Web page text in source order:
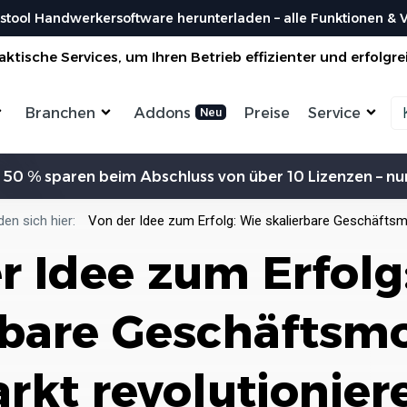
Handwerkersoftware herunterladen – alle Funktionen &
Services, um Ihren Betrieb effizienter und
Aufträge verwalten
Bestellungen
Überischtlichen Projekten
Organisiere deine Aufträge in
Überischtlichen Projekten
Trockenbauer
Enegrieberater
Hausverwalter
Büroservice
Gebäudereinigung
Branchen Addons Preise Service
Magazin
Bei uns findest du spannendes Blogartikel
vieles mehr ...
Lexikon
Bei uns im Lexikon findest du zu allen
Roadmap & Ideen
innovative Ideen...
Nutzen
Wer
% sparen beim Abschluss von über 10 Lizenzen –
sich hier: Von der Idee zum Erfolg: Wie skalierbare
Idee zum